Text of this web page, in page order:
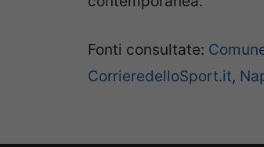
Fonti consultate:
CorrieredelloSport.it,